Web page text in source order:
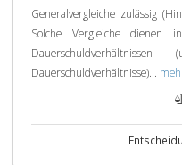
Generalvergleiche zulässig
Solche Vergleiche dienen
Dauerschuldverhältnisse)...